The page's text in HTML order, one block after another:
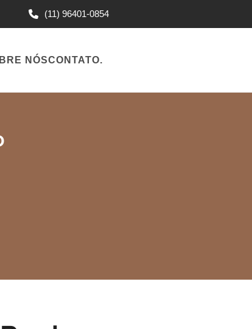
(11) 96401-0854
NÓSCONTATO.